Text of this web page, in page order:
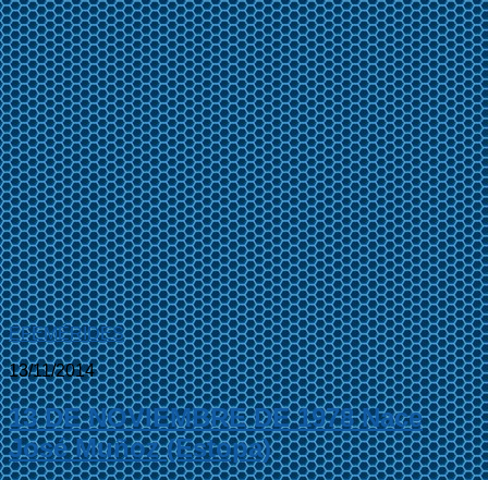
EFEMÉRIDES
13/11/2014
13 DE NOVIEMBRE DE 1978 Nace
José Muñoz (Estopa)